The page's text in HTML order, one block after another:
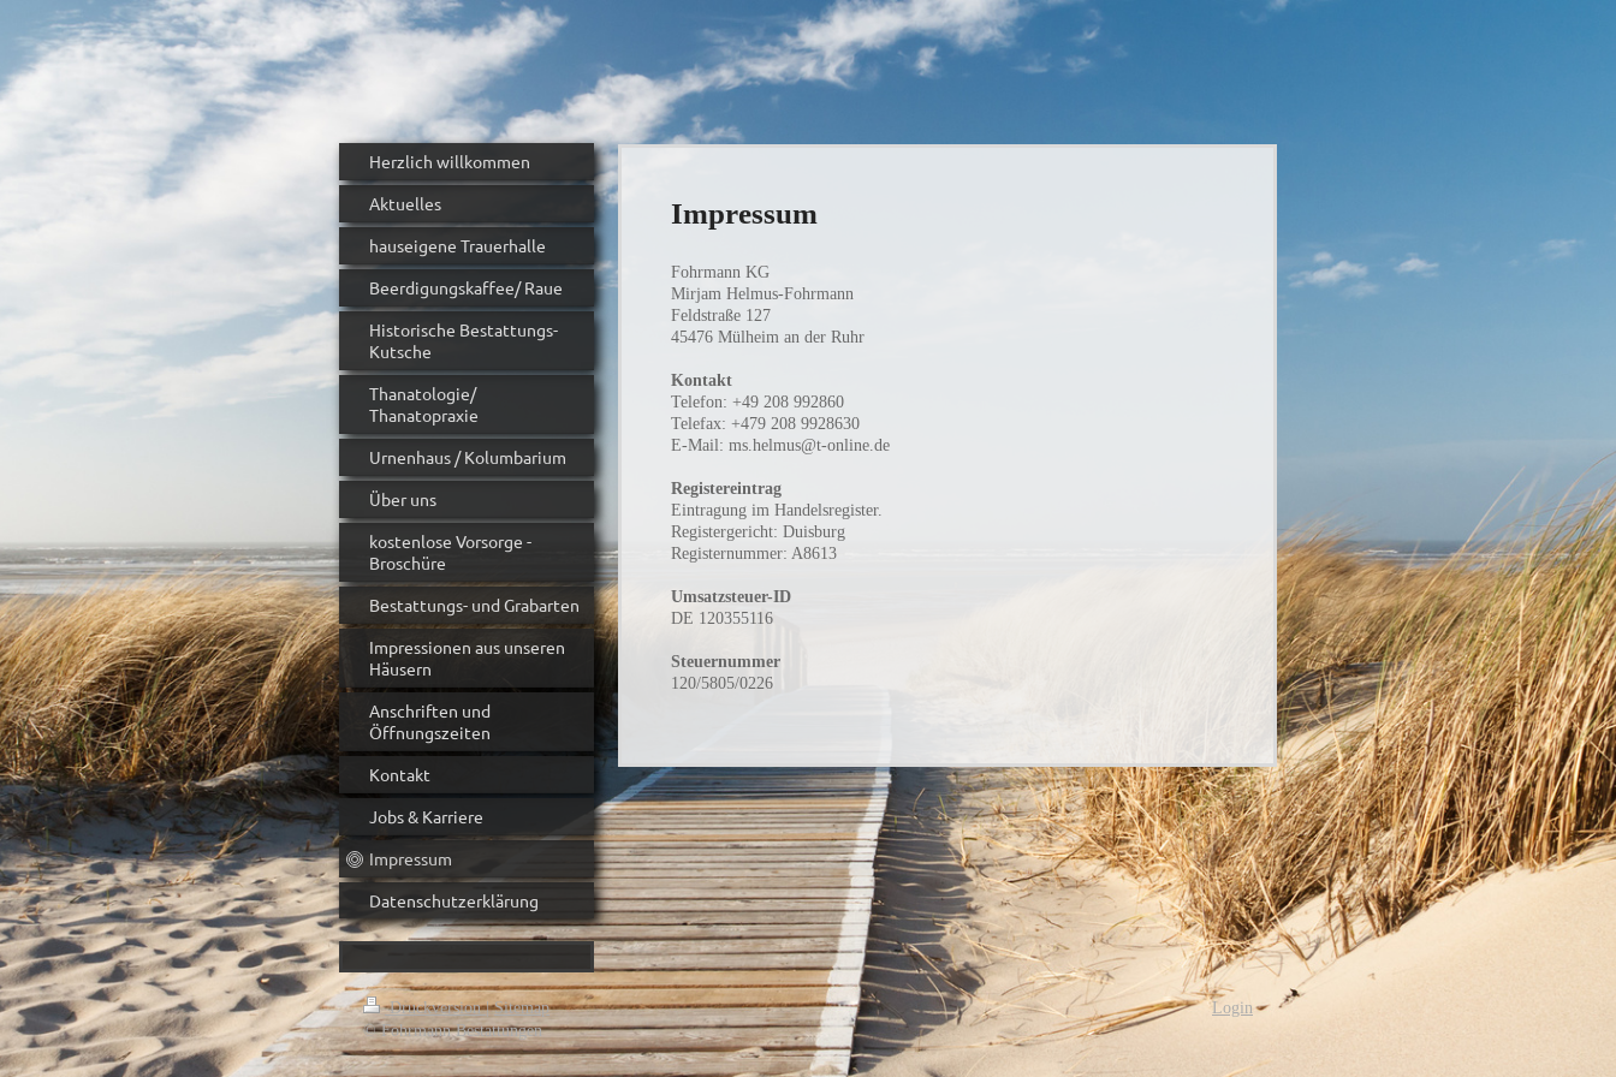
Herzlich willkommen
Aktuelles
hauseigene Trauerhalle
Beerdigungskaffee/ Raue
Historische Bestattungs-
Kutsche
Thanatologie/
Thanatopraxie
Urnenhaus / Kolumbarium
Über uns
kostenlose Vorsorge -
Broschüre
Bestattungs- und Grabarten
Impressionen aus unseren
Häusern
Anschriften und
Öffnungszeiten
Kontakt
Jobs & Karriere
Impressum
Datenschutzerklärung
Impressum
Fohrmann KG
Mirjam Helmus-Fohrmann
Feldstraße 127
45476 Mülheim an der Ruhr
Kontakt
Telefon:+49 208 992860
Telefax:+479 208 9928630
E-Mail:ms.helmus@t-online.de
Registereintrag
Eintragung im Handelsregister.
Registergericht: Duisburg
Registernummer: A8613
Umsatzsteuer-ID
DE 120355116
Steuernummer
120/5805/0226
Druckversion| Sitemap
© Fohrmann Bestattungen
Login